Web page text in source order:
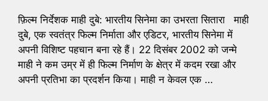
फ़िल्म निर्देशक माही दुबे: भारतीय सिनेमा का उभरता सितारा माही
दुबे, एक स्वतंत्र फिल्म निर्माता और एडिटर, भारतीय सिनेमा में
अपनी विशिष्ट पहचान बना रहे हैं। 22 दिसंबर 2002 को जन्मे
माही ने कम उम्र में ही फिल्म निर्माण के क्षेत्र में कदम रखा और
अपनी प्रतिभा का प्रदर्शन किया। माही न केवल एक …